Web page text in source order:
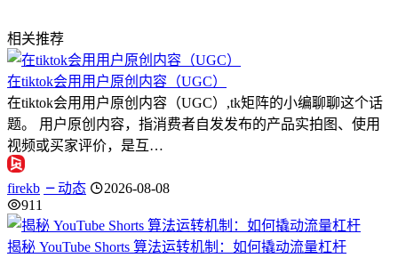
相关推荐
在tiktok会用用户原创内容（UGC）
在tiktok会用用户原创内容（UGC）,tk矩阵的小编聊聊这个话
题。 用户原创内容，指消费者自发发布的产品实拍图、使用
视频或买家评价，是互…
firekb 动态
2026-08-08
911
揭秘 YouTube Shorts 算法运转机制：如何撬动流量杠杆